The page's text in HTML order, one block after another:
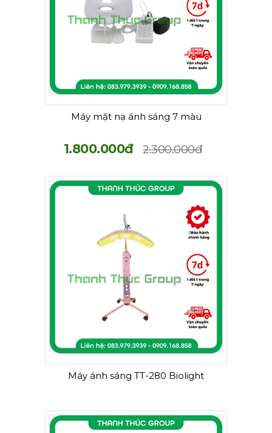
Máy mặt nạ ánh sáng 7 màu
1.800.000đ 2.300.000đ
Máy ánh sáng TT-280 Biolight